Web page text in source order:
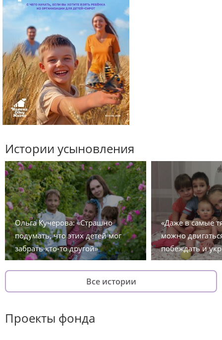
Истории усыновления
Ольга Кучерова: «Страшно
подумать, что этих детей мог
забрать кто-то другой»
«Даже в самые
можно
побеждать и
Все истории
Проекты фонда